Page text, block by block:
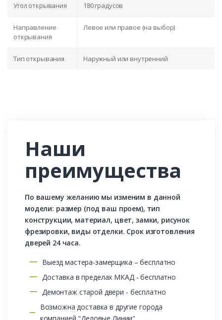
Угол открывания 180 градусов
Направление
открывания
Левое или правое (на выбор)
Тип открывания Наружный или внутренний
Наши
преимущества
По вашему желанию мы изменим в данной
модели: размер (под ваш проем), тип
конструкции, материал, цвет, замки, рисунок
фрезировки, виды отделки. Срок изготовления
дверей 24 часа.
Выезд мастера-замерщика – бесплатно
Доставка в пределах МКАД - бесплатно
Демонтаж старой двери - бесплатно
Возможна доставка в другие города
компанией "Деловые Линии"